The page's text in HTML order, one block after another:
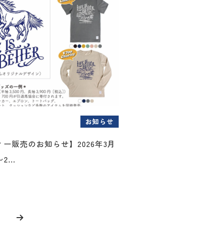
お知らせ
販売のお知らせ】2026年3月
2...